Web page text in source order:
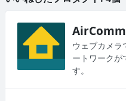
ウェブカメラ
ートワークが
す。